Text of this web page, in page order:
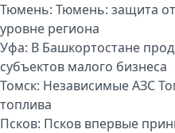
Тюмень: Тюмень: защита
уровне региона
Уфа: В Башкортостане
субъектов малого бизнеса
Томск: Независимые АЗС
топлива
Псков: Псков впервые